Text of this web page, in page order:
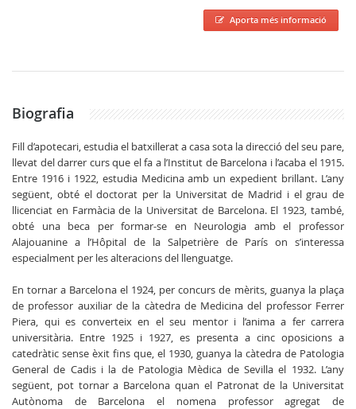
Aporta més informació
Biografia
Fill d’apotecari, estudia el batxillerat a casa sota la direcció del seu pare,
llevat del darrer curs que el fa a l’Institut de Barcelona i l’acaba el 1915.
Entre 1916 i 1922, estudia Medicina amb un expedient brillant. L’any
següent, obté el doctorat per la Universitat de Madrid i el grau de
llicenciat en Farmàcia de la Universitat de Barcelona. El 1923, també,
obté una beca per formar-se en Neurologia amb el professor
Alajouanine a l’Hôpital de la Salpetrière de París on s’interessa
especialment per les alteracions del llenguatge.
En tornar a Barcelona el 1924, per concurs de mèrits, guanya la plaça
de professor auxiliar de la càtedra de Medicina del professor Ferrer
Piera, qui es converteix en el seu mentor i l’anima a fer carrera
universitària. Entre 1925 i 1927, es presenta a cinc oposicions a
catedràtic sense èxit fins que, el 1930, guanya la càtedra de Patologia
General de Cadis i la de Patologia Mèdica de Sevilla el 1932. L’any
següent, pot tornar a Barcelona quan el Patronat de la Universitat
Autònoma de Barcelona el nomena professor agregat de